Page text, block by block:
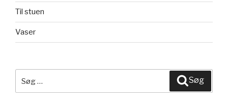
Til stuen
Vaser
efter:
Søg